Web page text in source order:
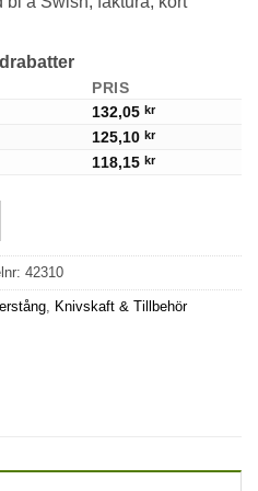
PRIS
132,05 kr
125,10 kr
118,15 kr
42310
,
Knivskaft & Tillbehör